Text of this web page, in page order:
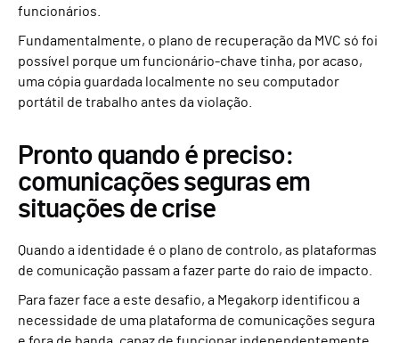
funcionários.
Fundamentalmente, o plano de recuperação da MVC só foi
possível porque um funcionário-chave tinha, por acaso,
uma cópia guardada localmente no seu computador
portátil de trabalho antes da violação.
Pronto quando é preciso:
comunicações seguras em
situações de crise
Quando a identidade é o plano de controlo, as plataformas
de comunicação passam a fazer parte do raio de impacto.
Para fazer face a este desafio, a Megakorp identificou a
necessidade de uma plataforma de comunicações segura